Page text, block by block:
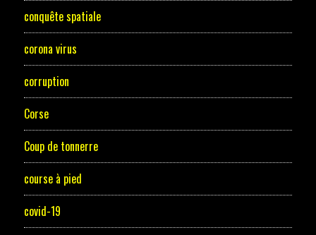
conquête spatiale
corona virus
corruption
Corse
Coup de tonnerre
course à pied
covid-19